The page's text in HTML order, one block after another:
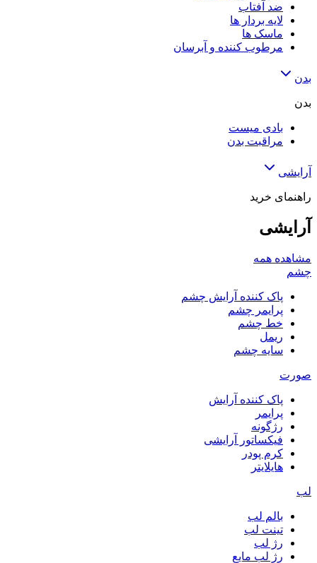
ضد آفتاب
لایه‌ بردار ها
ماسک ها
مرطوب کننده و آبرسان
بدن
بدن
بادی میست
مراقبت بدن
آرایشی
راهنمای خرید
آرایشی
مشاهده همه
چشم
پاک کننده آرایش چشم
پرایمر چشم
خط چشم
ریمل
سایه چشم
صورت
پاک کننده آرایش
پرایمر
رژگونه
فیکساتور آرایشی
کرم پودر
هایلایتر
لب
بالم لب
تینت لب
رژ لب
رژ لب مایع